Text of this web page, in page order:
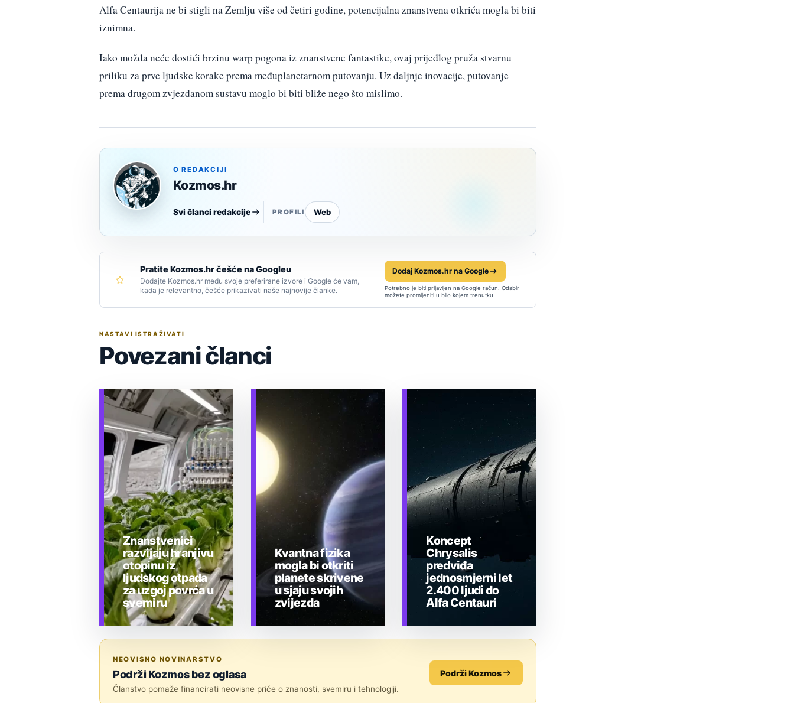
Alfa Centaurija ne bi stigli na Zemlju više od četiri godine, potencijalna znanstvena otkrića mogla bi biti
iznimna.
Iako možda neće dostići brzinu warp pogona iz znanstvene fantastike, ovaj prijedlog pruža stvarnu
priliku za prve ljudske korake prema međuplanetarnom putovanju. Uz daljnje inovacije, putovanje
prema drugom zvjezdanom sustavu moglo bi biti bliže nego što mislimo.
O REDAKCIJI
Kozmos.hr
Svi članci redakcije PROFILI Web
Pratite Kozmos.hr češće na Googleu
Dodajte Kozmos.hr među svoje preferirane izvore i Google će vam,
kada je relevantno, češće prikazivati naše najnovije članke.
Dodaj Kozmos.hr na Google
Potrebno je biti prijavljen na Google račun. Odabir
možete promijeniti u bilo kojem trenutku.
NASTAVI ISTRAŽIVATI
Povezani članci
Znanstvenici
razvijaju hranjivu
otopinu iz
ljudskog otpada
za uzgoj povrća u
svemiru
Kvantna fizika
mogla bi otkriti
planete skrivene
u sjaju svojih
zvijezda
Koncept
Chrysalis
predviđa
jednosmjerni let
2.400 ljudi do
Alfa Centauri
NEOVISNO NOVINARSTVO
Podrži Kozmos bez oglasa
Članstvo pomaže financirati neovisne priče o znanosti, svemiru i tehnologiji.
Podrži Kozmos